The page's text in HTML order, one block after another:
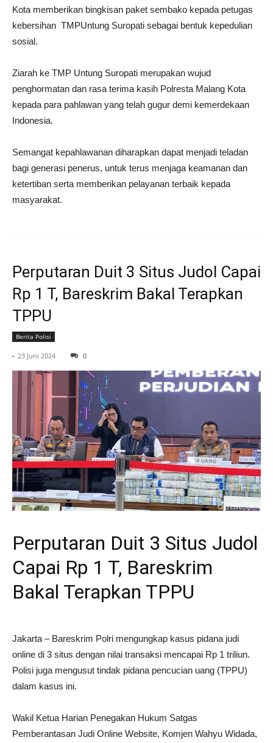
Kota memberikan bingkisan paket sembako kepada petugas
kebersihan TMPUntung Suropati sebagai bentuk kepedulian
sosial.
Ziarah ke TMP Untung Suropati merupakan wujud
penghormatan dan rasa terima kasih Polresta Malang Kota
kepada para pahlawan yang telah gugur demi kemerdekaan
Indonesia.
Semangat kepahlawanan diharapkan dapat menjadi teladan
bagi generasi penerus, untuk terus menjaga keamanan dan
ketertiban serta memberikan pelayanan terbaik kepada
masyarakat.
Perputaran Duit 3 Situs Judol Capai
Rp 1 T, Bareskrim Bakal Terapkan
TPPU
Berita Polisi
- 23 Juni 2024 0
Perputaran Duit 3 Situs Judol
Capai Rp 1 T, Bareskrim
Bakal Terapkan TPPU
Jakarta – Bareskrim Polri mengungkap kasus pidana judi
online di 3 situs dengan nilai transaksi mencapai Rp 1 triliun.
Polisi juga mengusut tindak pidana pencucian uang (TPPU)
dalam kasus ini.
Wakil Ketua Harian Penegakan Hukum Satgas
Pemberantasan Judi Online Website, Komjen Wahyu Widada,